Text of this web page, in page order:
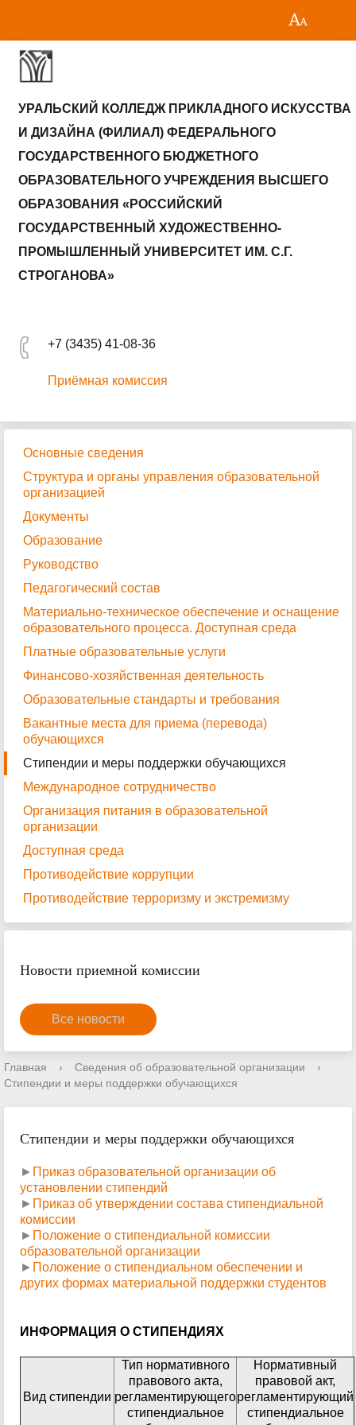
УРАЛЬСКИЙ КОЛЛЕДЖ ПРИКЛАДНОГО ИСКУССТВА
И ДИЗАЙНА (ФИЛИАЛ) ФЕДЕРАЛЬНОГО
ГОСУДАРСТВЕННОГО БЮДЖЕТНОГО
ОБРАЗОВАТЕЛЬНОГО УЧРЕЖДЕНИЯ ВЫСШЕГО
ОБРАЗОВАНИЯ «РОССИЙСКИЙ
ГОСУДАРСТВЕННЫЙ ХУДОЖЕСТВЕННО-
ПРОМЫШЛЕННЫЙ УНИВЕРСИТЕТ ИМ. С.Г.
СТРОГАНОВА»
+7 (3435) 41-08-36
Приёмная комиссия
Основные сведения
Структура и органы управления образовательной
организацией
Документы
Образование
Руководство
Педагогический состав
Материально-техническое обеспечение и оснащение
образовательного процесса. Доступная среда
Платные образовательные услуги
Финансово-хозяйственная деятельность
Образовательные стандарты и требования
Вакантные места для приема (перевода)
обучающихся
Стипендии и меры поддержки обучающихся
Международное сотрудничество
Организация питания в образовательной
организации
Доступная среда
Противодействие коррупции
Противодействие терроризму и экстремизму
Новости приемной комиссии
Все новости
Главная › Сведения об образовательной организации
›
Стипендии и меры поддержки обучающихся
Стипендии и меры поддержки обучающихся
► Приказ образовательной организации об
установлении стипендий
► Приказ об утверждении состава стипендиальной
комиссии
► Положение о стипендиальной комиссии
образовательной организации
► Положение о стипендиальном обеспечении и
других формах материальной поддержки студентов
ИНФОРМАЦИЯ О СТИПЕНДИЯХ
Вид стипендии
Тип нормативного
правового акта,
регламентирующего
стипендиальное
Нормативный
правовой акт,
регламентирующий
стипендиальное